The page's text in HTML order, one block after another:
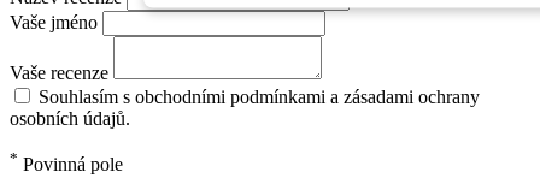
Vaše jméno
Vaše recenze
Souhlasím s obchodními podmínkami a zásadami ochrany
osobních údajů.
* Povinná pole